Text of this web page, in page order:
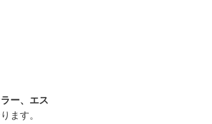
ー、エス
ます。